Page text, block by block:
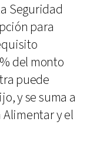
Seguridad
para
del monto
puede
y se suma a
y el